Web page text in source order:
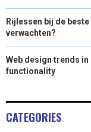
Rijlessen bij de
verwachten?
Web design trends
functionality
CATEGORIES